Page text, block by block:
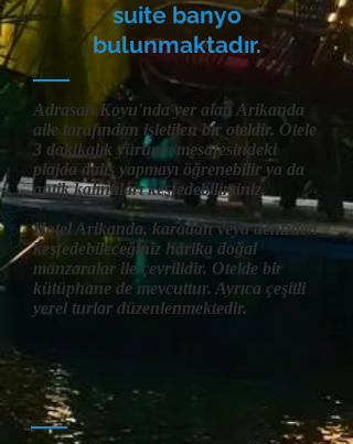
suite banyo
bulunmaktadır.
Adrasan Koyu'nda yer alan Arikanda
aile tarafından işletilen bir oteldir. Otele
3 dakikalık yürüme mesafesindeki
plajda dalış yapmayı öğrenebilir ya da
antik kalıntıları keşfedebilirsiniz.
Hotel Arikanda, karadan veya denizden
keşfedebileceğiniz harika doğal
manzaralar ile çevrilidir. Otelde bir
kütüphane de mevcuttur. Ayrıca çeşitli
yerel turlar düzenlenmektedir.